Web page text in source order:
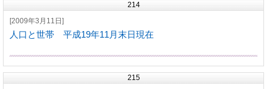
214
[2009年3月11日]
人口と世帯 平成19年11月末日現在
215